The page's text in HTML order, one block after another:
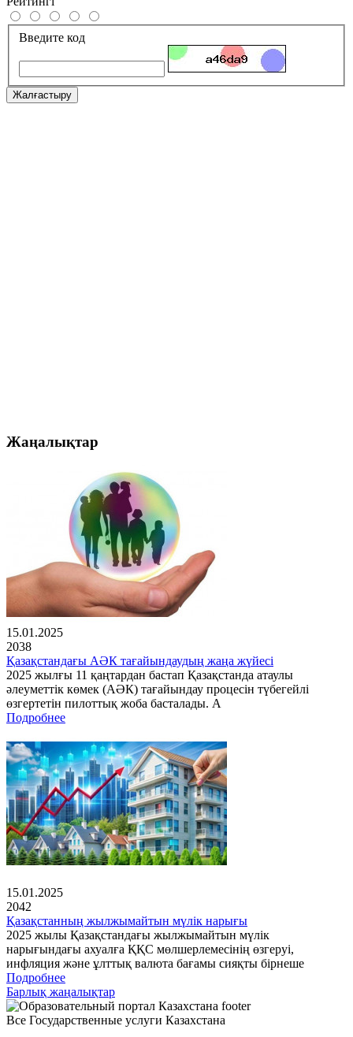
Введите код
Жалғастыру
Жаңалықтар
15.01.2025
2038
Қазақстандағы АӘК тағайындаудың жаңа жүйесі
2025 жылғы 11 қаңтардан бастап Қазақстанда атаулы
әлеуметтік көмек (АӘК) тағайындау процесін түбегейлі
өзгертетін пилоттық жоба басталады. А
Подробнее
15.01.2025
2042
Қазақстанның жылжымайтын мүлік нарығы
2025 жылы Қазақстандағы жылжымайтын мүлік
нарығындағы ахуалға ҚҚС мөлшерлемесінің өзгеруі,
инфляция және ұлттық валюта бағамы сияқты бірнеше
Подробнее
Барлық жаңалықтар
Все Государственные услуги Казахстана